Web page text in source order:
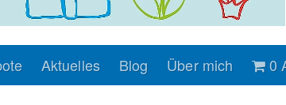
Aktuelles Blog Über mich 0